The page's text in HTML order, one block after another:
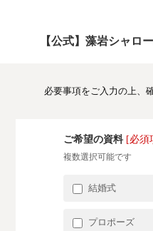
【公式】藻岩シャロ
必要事項をご入力の上、
ご希望の資料 [必須
複数選択可能です
結婚式
プロポーズ